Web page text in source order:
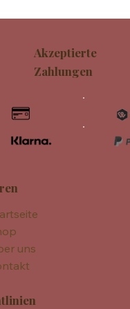
uns
Akzeptierte
Zahlungen